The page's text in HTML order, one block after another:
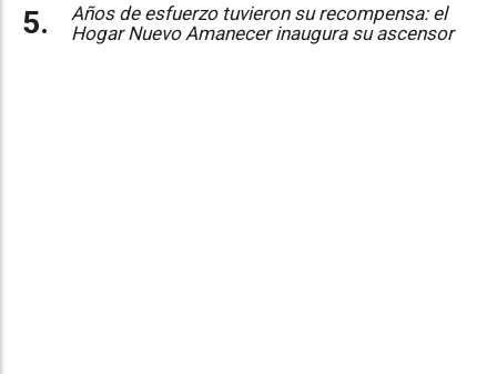
Años de esfuerzo tuvieron su recompensa: el
Hogar Nuevo Amanecer inaugura su ascensor